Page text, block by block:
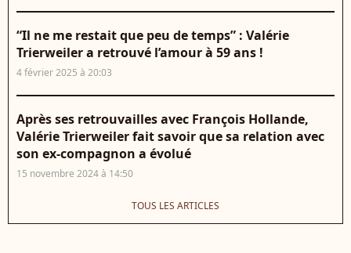
“Il ne me restait que peu de temps” : Valérie
Trierweiler a retrouvé l’amour à 59 ans !
4 février 2025 à 20:03
Après ses retrouvailles avec François Hollande,
Valérie Trierweiler fait savoir que sa relation avec
son ex-compagnon a évolué
15 novembre 2024 à 14:50
TOUS LES ARTICLES